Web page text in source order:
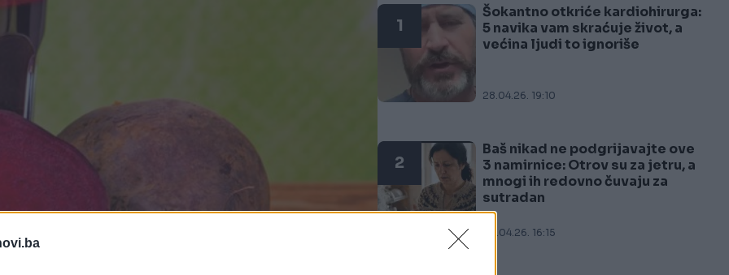
1
Šokantno otkriće kardiohirurga:
5 navika vam skraćuje život, a
većina ljudi to ignoriše
28.04.26. 19:10
2
Baš nikad ne podgrijavajte ove
3 namirnice: Otrov su za jetru, a
mnogi ih redovno čuvaju za
sutradan
05.04.26. 16:15